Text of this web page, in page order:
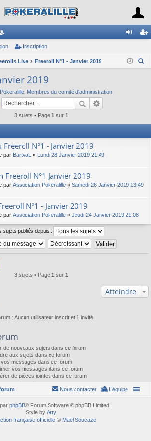
ne cri
Inscription
Live
Freeroll N°1 - Janvier 2019
2019
Membres du comité d'administration
3 sujets • Page 1 sur 1
Freeroll N°1 - Janvier 2019
par BartvaL «
Lundi 28 Janvier 2019 21:49
Freeroll N°1 Janvier 2019
par Association Pokeralille « Samedi 26 Janvier 2019 13:49
N°1 - Janvier 2019
par Association Pokeralille « Jeudi 24 Janvier 2019 21:08
sujets publiés depuis :
3 sujets • Page 1 sur 1
Atteindre
: Aucun utilisateur inscrit et 1 invité
de nouveaux sujets dans ce forum
aux sujets dans ce forum
vos messages dans ce forum
vos messages dans ce forum
de pièces jointes dans ce forum
L’équipe
Nous contacter
phpBB® Forum Software © phpBB Limited
Style by Arty
française officielle © Maël Soucaze